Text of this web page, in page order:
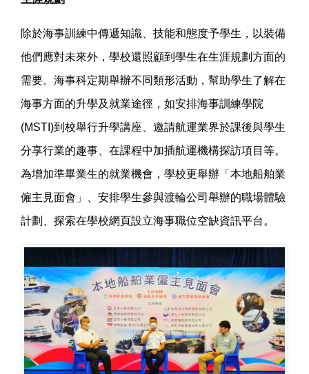
除於海事訓練中傳遞知識、技能和態度予學生，以裝備
他們應對未來外，學校還照顧到學生在生涯規劃方面的
需要。海事科定期舉辦不同類形活動，幫助學生了解在
海事方面的升學及就業途徑，如安排海事訓練學院
(MSTI)到校舉行升學講座、邀請航運業界於課後與學生
分享行業的趣事、在課程中加插航運機構探訪項目等。
為增加準畢業生的就業機會，學校更舉辦「本地船舶業
僱主見面會」、安排學生參與渡輪公司舉辦的職場體驗
計劃、探索在學校網頁設立海事職位空缺資訊平台。